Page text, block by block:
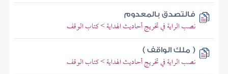
فالتصدق بالمعدوم
نصب الراية في تخريج أحاديث الهداية > كتاب الوقف
( ملك الواقف )
نصب الراية في تخريج أحاديث الهداية > كتاب الوقف